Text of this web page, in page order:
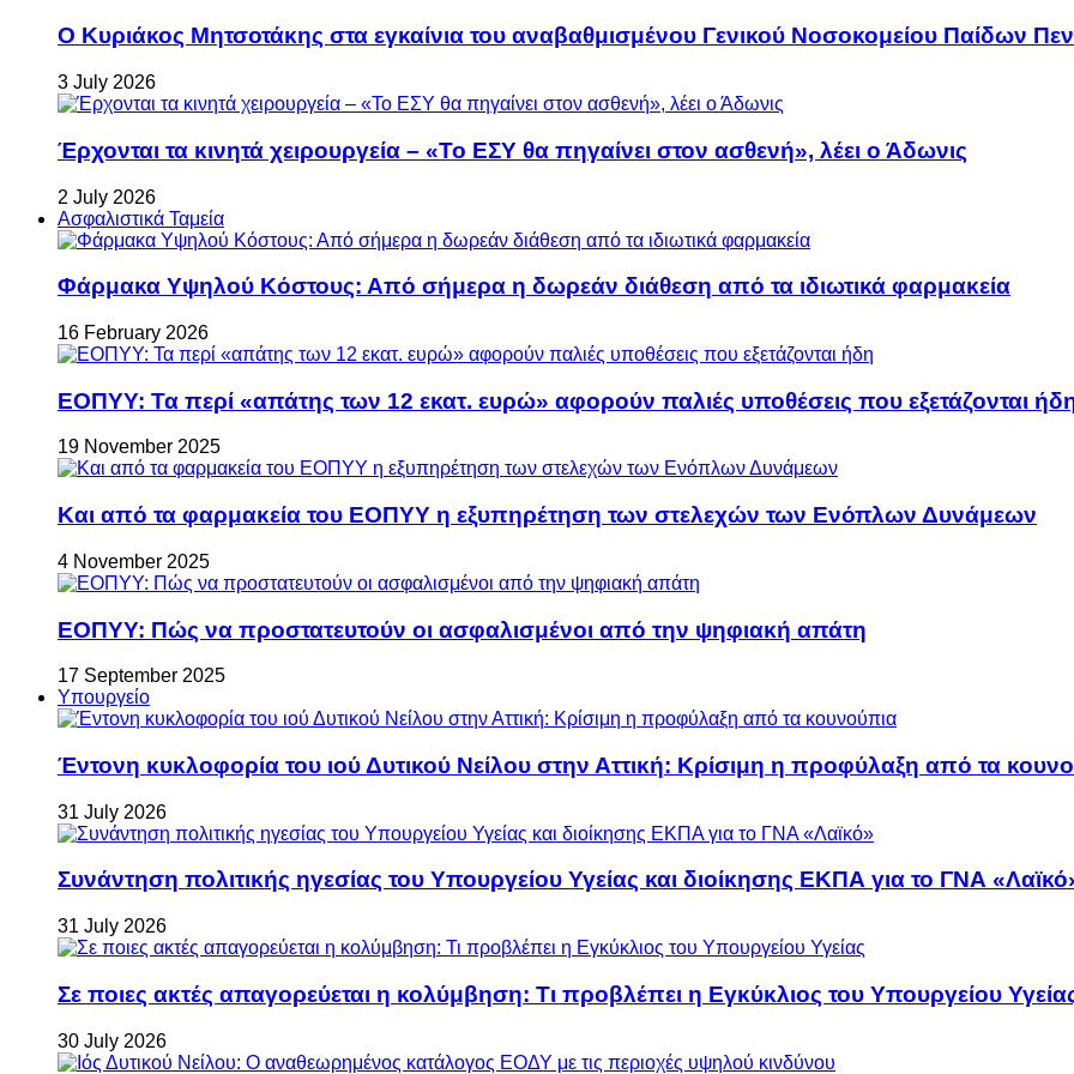
Ο Κυριάκος Μητσοτάκης στα εγκαίνια του αναβαθμισμένου Γενικού Νοσοκομείου Παίδων
3 July 2026
Έρχονται τα κινητά χειρουργεία – «Το ΕΣΥ θα πηγαίνει στον ασθενή», λέει ο Άδωνις
2 July 2026
Ασφαλιστικά Ταμεία
Φάρμακα Υψηλού Κόστους: Από σήμερα η δωρεάν διάθεση από τα ιδιωτικά φαρμακεία
16 February 2026
ΕΟΠΥΥ: Τα περί «απάτης των 12 εκατ. ευρώ» αφορούν παλιές υποθέσεις που εξετάζονται
19 November 2025
Και από τα φαρμακεία του ΕΟΠΥΥ η εξυπηρέτηση των στελεχών των Ενόπλων Δυνάμεων
4 November 2025
ΕΟΠΥΥ: Πώς να προστατευτούν οι ασφαλισμένοι από την ψηφιακή απάτη
17 September 2025
Υπουργείο
Έντονη κυκλοφορία του ιού Δυτικού Νείλου στην Αττική: Κρίσιμη η προφύλαξη από τα
31 July 2026
Συνάντηση πολιτικής ηγεσίας του Υπουργείου Υγείας και διοίκησης ΕΚΠΑ για το ΓΝΑ
31 July 2026
Σε ποιες ακτές απαγορεύεται η κολύμβηση: Τι προβλέπει η Εγκύκλιος του Υπουργείου
30 July 2026